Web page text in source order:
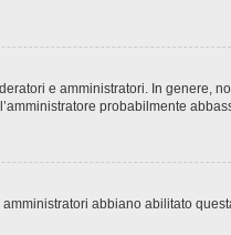
e amministratori. In genere,
probabilmente
abbiano abilitato